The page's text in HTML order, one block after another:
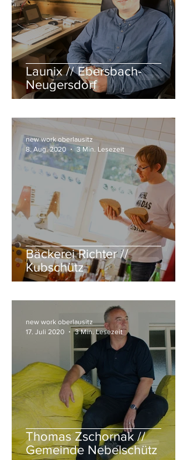
Launix // Ebersbach-
Neugersdorf
Bäckerei Richter //
Kubschütz
new work oberlausitz
8. Aug. 2020
3 Min. Lesezeit
Thomas Zschornak //
Gemeinde Nebelschütz
new work oberlausitz
17. Juli 2020
3 Min. Lesezeit